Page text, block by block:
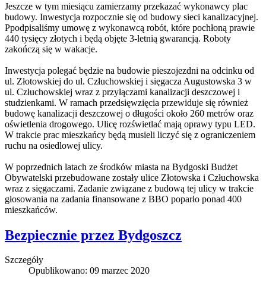
Jeszcze w tym miesiącu zamierzamy przekazać wykonawcy plac
budowy. Inwestycja rozpocznie się od budowy sieci kanalizacyjnej.
Ppodpisaliśmy umowę z wykonawcą robót, które pochłoną prawie
440 tysięcy złotych i będą objęte 3-letnią gwarancją. Roboty
zakończą się w wakacje.
Inwestycja polegać będzie na budowie pieszojezdni na odcinku od
ul. Złotowskiej do ul. Człuchowskiej i sięgacza Augustowska 3 w
ul. Człuchowskiej wraz z przyłączami kanalizacji deszczowej i
studzienkami. W ramach przedsięwzięcia przewiduje się również
budowę kanalizacji deszczowej o długości około 260 metrów oraz
oświetlenia drogowego. Ulicę rozświetlać mają oprawy typu LED.
W trakcie prac mieszkańcy będą musieli liczyć się z ograniczeniem
ruchu na osiedlowej ulicy.
W poprzednich latach ze środków miasta na Bydgoski Budżet
Obywatelski przebudowane zostały ulice Złotowska i Człuchowska
wraz z sięgaczami. Zadanie związane z budową tej ulicy w trakcie
głosowania na zadania finansowane z BBO poparło ponad 400
mieszkańców.
Bezpiecznie przez Bydgoszcz
Szczegóły
Opublikowano: 09 marzec 2020